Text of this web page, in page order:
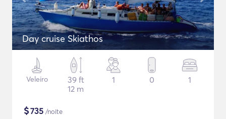
Day cruise Skiathos
Veleiro
39 ft
12 m
1 0 1
$735 /noite